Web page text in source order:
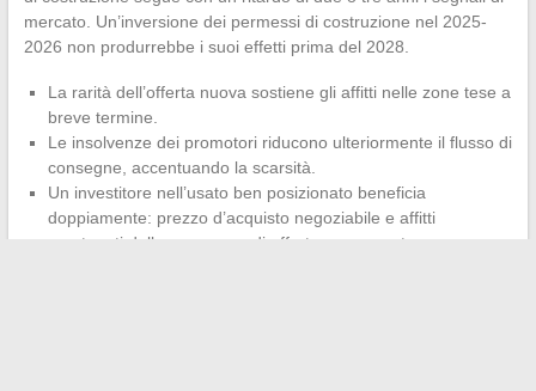
mercato. Un’inversione dei permessi di costruzione nel 2025-
2026 non produrrebbe i suoi effetti prima del 2028.
La rarità dell’offerta nuova sostiene gli affitti nelle zone tese a
breve termine.
Le insolvenze dei promotori riducono ulteriormente il flusso di
consegne, accentuando la scarsità.
Un investitore nell’usato ben posizionato beneficia
doppiamente: prezzo d’acquisto negoziabile e affitti
mantenuti dalla mancanza di offerta concorrente.